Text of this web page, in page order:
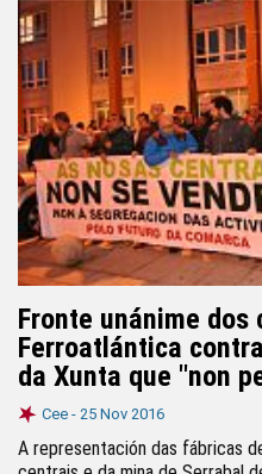
Fronte unánime dos
Ferroatlántica
da Xunta que "non
Cee - 25 Nov 2016
A representación das fábricas